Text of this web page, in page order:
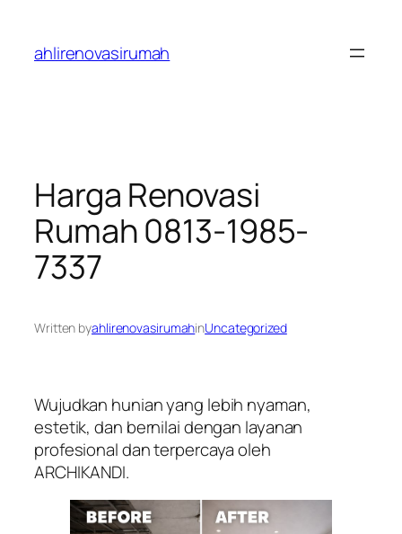
content
ahlirenovasirumah
Harga Renovasi
Rumah 0813-1985-
7337
Written byahlirenovasirumahinUncategorized
Wujudkan hunian yang lebih nyaman,
estetik, dan bernilai dengan layanan
profesional dan terpercaya oleh
ARCHIKANDI.